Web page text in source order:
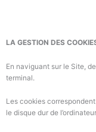
LA GESTION DES
En naviguant sur le Site,
terminal.
Les cookies
le disque dur de